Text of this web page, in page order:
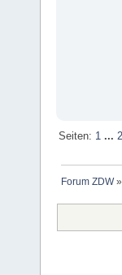
Seiten: 1 ...
Forum ZDW»